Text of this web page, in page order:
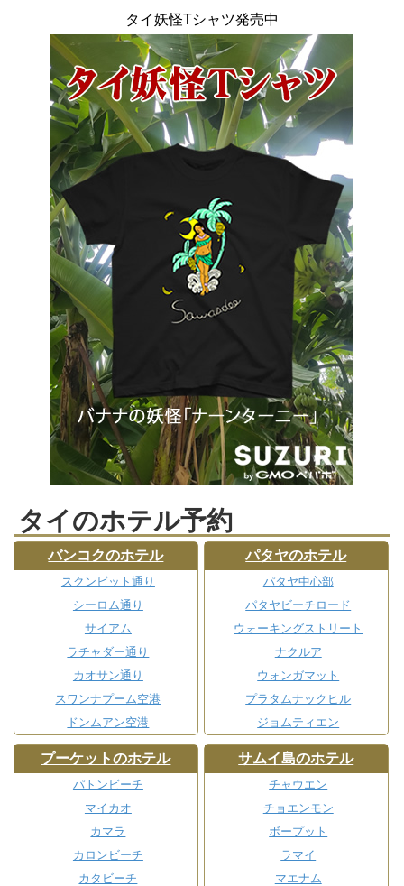
タイ妖怪Tシャツ発売中
タイのホテル予約
バンコクのホテル
スクンビット通り
シーロム通り
サイアム
ラチャダー通り
カオサン通り
スワンナプーム空港
ドンムアン空港
パタヤのホテル
パタヤ中心部
パタヤビーチロード
ウォーキングストリート
ナクルア
ウォンガマット
プラタムナックヒル
ジョムティエン
プーケットのホテル
パトンビーチ
マイカオ
カマラ
カロンビーチ
カタビーチ
サムイ島のホテル
チャウエン
チョエンモン
ボープット
ラマイ
マエナム